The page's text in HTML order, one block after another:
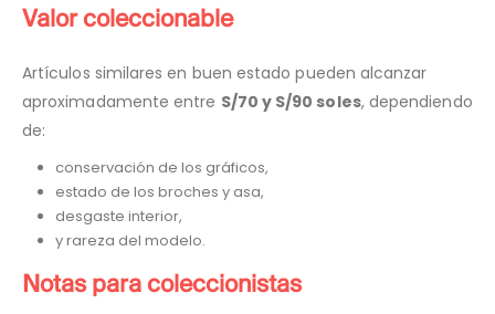
Valor coleccionable
Artículos similares en buen estado pueden alcanzar
aproximadamente entre S/70 y S/90 soles, dependiendo
de:
conservación de los gráficos,
estado de los broches y asa,
desgaste interior,
y rareza del modelo.
Notas para coleccionistas